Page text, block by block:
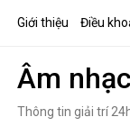
Giới thiệu Điều
Âm
Thông tin giải trí